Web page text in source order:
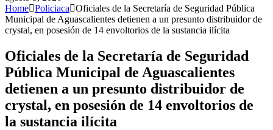
Home Policiaca
Oficiales de la Secretaría de Seguridad Pública
Municipal de Aguascalientes detienen a un presunto distribuidor de
crystal, en posesión de 14 envoltorios de la sustancia ilícita
Oficiales de la Secretaría de Seguridad
Pública Municipal de Aguascalientes
detienen a un presunto distribuidor de
crystal, en posesión de 14 envoltorios de
la sustancia ilícita